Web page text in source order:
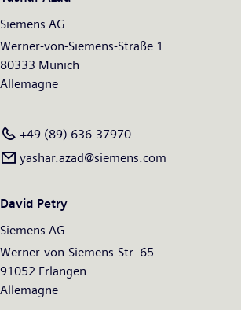
Siemens AG
Werner-von-Siemens-Straße 1
80333 Munich
Allemagne
+49 (89) 636-37970
yashar.azad@siemens.com
David Petry
Siemens AG
Werner-von-Siemens-Str. 65
91052 Erlangen
Allemagne